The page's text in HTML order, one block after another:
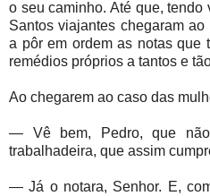
o seu caminho. Até que, tendo
Santos viajantes chegaram
a pôr em ordem as notas que
remédios próprios a tantos e
Ao chegarem ao caso das
— Vê bem, Pedro, que
trabalhadeira, que assim
— Já o notara, Senhor. E,